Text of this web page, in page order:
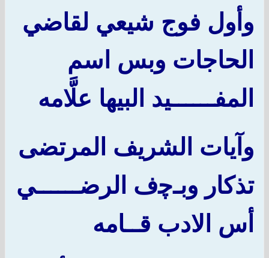
وأول فوج شيعي لقاضي
الحاجات وبس اسم
المفــــــيد البيها علَّامه
وآيات الشريف المرتضى
تذكار وبـﭼف الرضــــــي
أس الادب قــامه